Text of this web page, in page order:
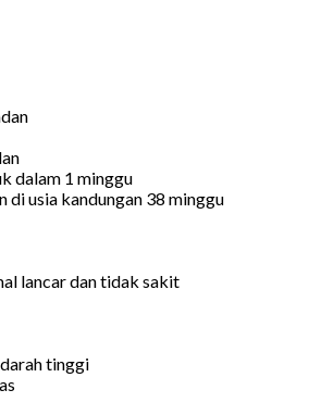
dalam 1 minggu
di usia kandungan 38 minggu
lancar dan tidak sakit
tinggi